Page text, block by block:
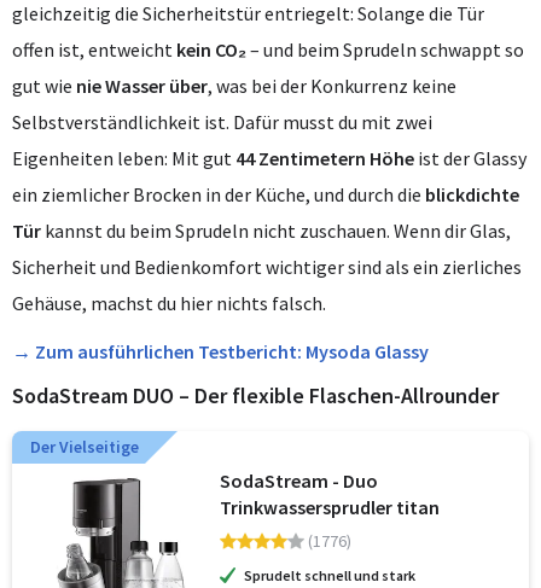
gleichzeitig die Sicherheitstür entriegelt: Solange die Tür
offen ist, entweicht kein CO₂ – und beim Sprudeln schwappt so
gut wie nie Wasser über, was bei der Konkurrenz keine
Selbstverständlichkeit ist. Dafür musst du mit zwei
Eigenheiten leben: Mit gut 44 Zentimetern Höhe ist der Glassy
ein ziemlicher Brocken in der Küche, und durch die blickdichte
Tür kannst du beim Sprudeln nicht zuschauen. Wenn dir Glas,
Sicherheit und Bedienkomfort wichtiger sind als ein zierliches
Gehäuse, machst du hier nichts falsch.
→ Zum ausführlichen Testbericht: Mysoda Glassy
SodaStream DUO – Der flexible Flaschen-Allrounder
Der Vielseitige
SodaStream - Duo
Trinkwassersprudler titan
(1776)
Sprudelt schnell und stark